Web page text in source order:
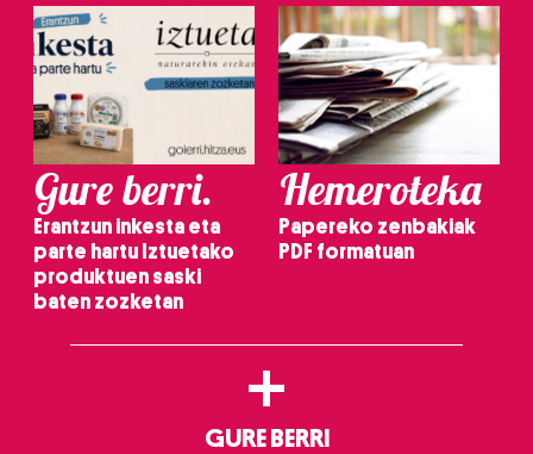
Gure berri.
Erantzun inkesta eta
parte hartu Iztuetako
produktuen saski
baten zozketan
Hemeroteka
Papereko zenbakiak
PDF formatuan
+
GURE BERRI